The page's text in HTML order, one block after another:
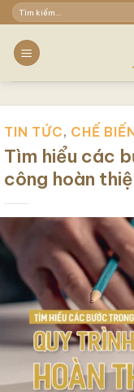
Skip
to
content
Tìm
TIN TỨC, CHẾ
Tìm hiểu các
công hoàn